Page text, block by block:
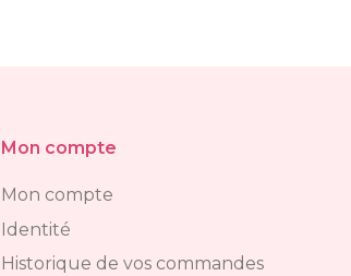
Mon compte
Mon compte
Identité
Historique de vos commandes